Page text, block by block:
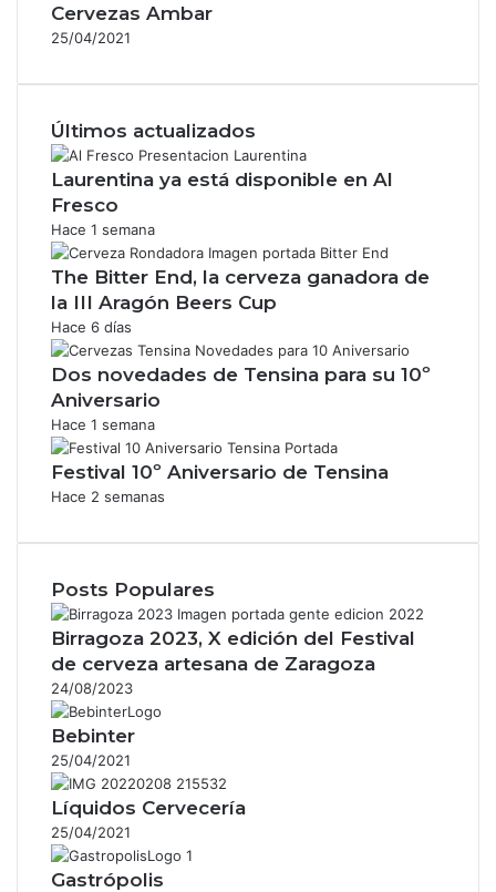
Cervezas Ambar
25/04/2021
Últimos actualizados
Laurentina ya está disponible en Al
Fresco
Hace 1 semana
The Bitter End, la cerveza ganadora de
la III Aragón Beers Cup
Hace 6 días
Dos novedades de Tensina para su 10º
Aniversario
Hace 1 semana
Festival 10º Aniversario de Tensina
Hace 2 semanas
Posts Populares
Birragoza 2023, X edición del Festival
de cerveza artesana de Zaragoza
24/08/2023
Bebinter
25/04/2021
Líquidos Cervecería
25/04/2021
Gastrópolis